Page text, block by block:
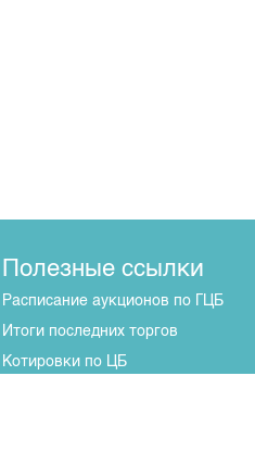
Полезные ссылки
Расписание аукционов по ГЦБ
Итоги последних торгов
Котировки по ЦБ